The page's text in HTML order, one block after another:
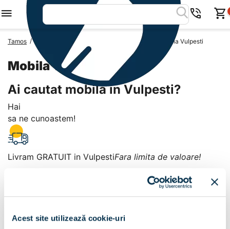
Acest site utilizează cookie-uri
Tamos / Mobila Romania Mobila Judetul Arges Mobila Vulpesti
Mobila Vulpesti
Ai cautat mobila in Vulpesti?
Hai
sa ne cunoastem!
Livram GRATUIT in VulpestiFara limita de valoare!
Vulpesti